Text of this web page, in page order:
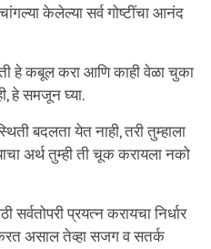
चांगल्या केलेल्या सर्व गोष्टींचा आनंद
हे कबूल करा आणि काही वेळा चुका
हे समजून घ्या.
बदलता येत नाही, तरी तुम्हाला
अर्थ तुम्ही ती चूक करायला नको
प्रयत्न करायचा निर्धार
असाल तेव्हा सजग व सतर्क